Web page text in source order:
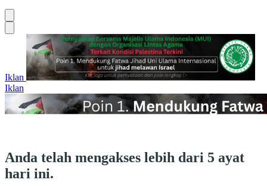
Iklan
Iklan
Anda telah mengakses lebih dari 5 ayat
hari ini.